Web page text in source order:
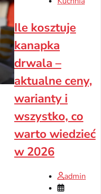
Ile kosztuje
kanapka
drwala –
aktualne ceny,
warianty i
wszystko, co
warto wiedzieć
w 2026
admin